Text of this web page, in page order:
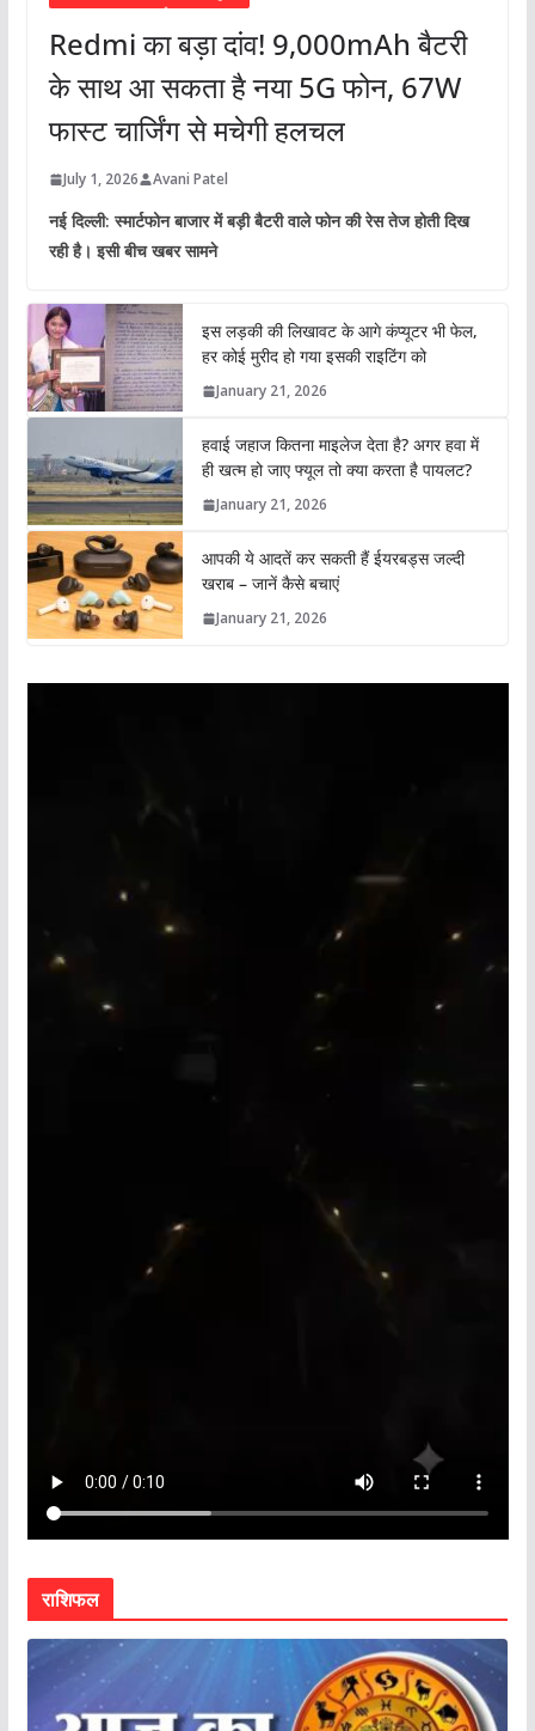
Redmi का बड़ा दांव! 9,000mAh बैटरी
के साथ आ सकता है नया 5G फोन, 67W
फास्ट चार्जिंग से मचेगी हलचल
July 1, 2026 Avani Patel
नई दिल्ली: स्मार्टफोन बाजार में बड़ी बैटरी वाले फोन की रेस तेज होती दिख
रही है। इसी बीच खबर सामने
इस लड़की की लिखावट के आगे कंप्यूटर भी फेल,
हर कोई मुरीद हो गया इसकी राइटिंग को
January 21, 2026
हवाई जहाज कितना माइलेज देता है? अगर हवा में
ही खत्म हो जाए फ्यूल तो क्या करता है पायलट?
January 21, 2026
आपकी ये आदतें कर सकती हैं ईयरबड्स जल्दी
खराब – जानें कैसे बचाएं
January 21, 2026
राशिफल